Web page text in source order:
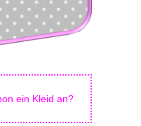
ein Kleid an?